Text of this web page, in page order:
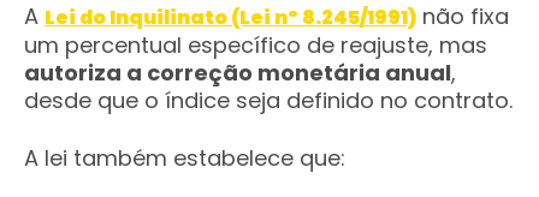
A Lei do Inquilinato (Lei nº 8.245/1991) não fixa
um percentual específico de reajuste, mas
autoriza a correção monetária anual,
desde que o índice seja definido no contrato.
A lei também estabelece que: